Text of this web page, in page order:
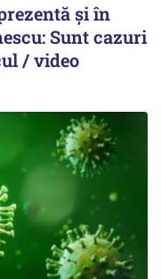
și în
Sunt cazuri
/ video